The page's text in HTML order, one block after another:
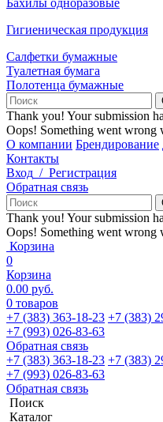
Бахилы одноразовые
Гигиеническая продукция
Салфетки бумажные
Туалетная бумага
Полотенца бумажные
Thank you! Your submission
Oops! Something went wrong
О компании Брендирование
Контакты
Вход / Регистрация
Обратная связь
Thank you! Your submission
Oops! Something went wrong
Корзина
0
Корзина
0.00 руб.
0 товаров
+7 (383) 363-18-23 +7 (383)
+7 (993) 026-83-63
Обратная связь
+7 (383) 363-18-23 +7 (383)
+7 (993) 026-83-63
Обратная связь
Поиск
Каталог